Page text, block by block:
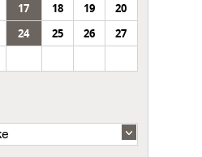
17 18 19
20
24 25 26
27